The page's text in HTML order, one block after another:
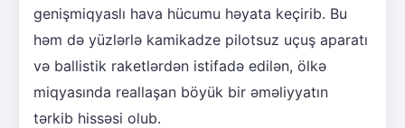
genişmiqyaslı hava hücumu həyata keçirib. Bu
həm də yüzlərlə kamikadze pilotsuz uçuş aparatı
və ballistik raketlərdən istifadə edilən, ölkə
miqyasında reallaşan böyük bir əməliyyatın
tərkib hissəsi olub.